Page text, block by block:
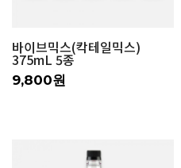
바이브믹스(칵테일믹스)
375mL 5종
9,800원